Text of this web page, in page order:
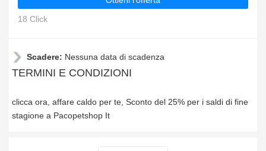
18 Click
Scadere: Nessuna data di scadenza
TERMINI E CONDIZIONI
clicca ora, affare caldo per te, Sconto del 25% per i saldi di fine
stagione a Pacopetshop It